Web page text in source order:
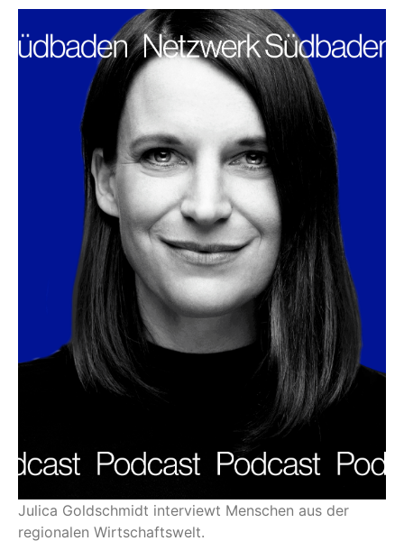
Julica Goldschmidt interviewt Menschen aus der
regionalen Wirtschaftswelt.